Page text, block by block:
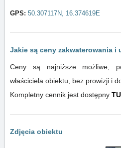
GPS: 50.307117N, 16.374619E
Jakie są ceny zakwaterowania i
Ceny są najniższe możliwe,
właściciela obiektu, bez prowizji i
Kompletny cennik jest dostępny
Zdjęcia obiektu